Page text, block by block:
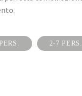
2-7 PERS.